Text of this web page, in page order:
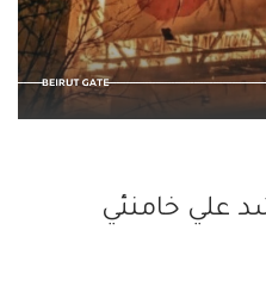
علي خامنئي